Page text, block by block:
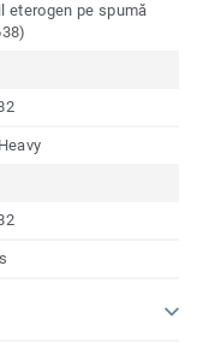
eterogen pe spumă